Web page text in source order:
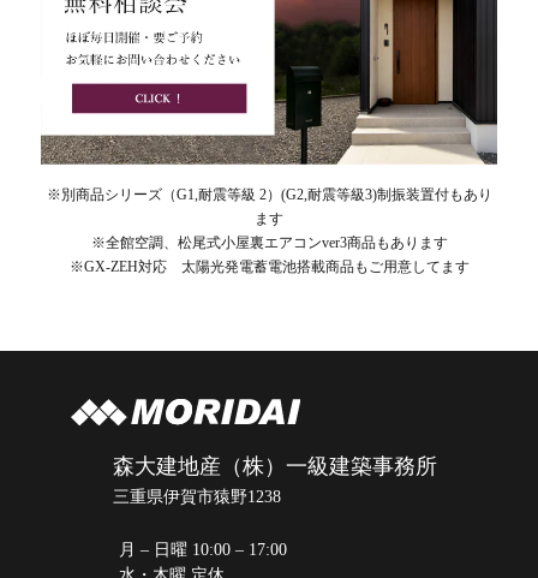
※別商品シリーズ（G1,耐震等級 2）(G2,耐震等級3)制振装置付もあり
ます
※全館空調、松尾式小屋裏エアコンver3商品もあります
※GX-ZEH対応 太陽光発電蓄電池搭載商品もご用意してます
森大建地産（株）一級建築事務所
三重県伊賀市猿野1238
月 – 日曜 10:00 – 17:00